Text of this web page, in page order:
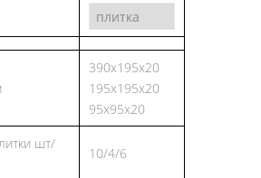
390x195x20
195х195х20
95х95х20
шт/
10/4/6